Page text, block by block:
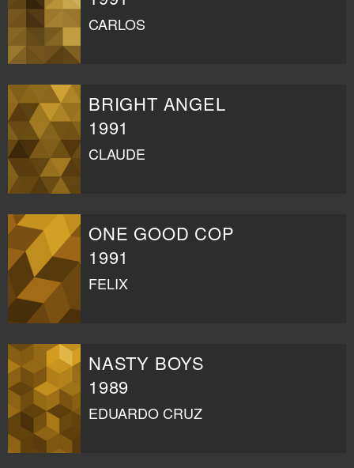
CARLOS
BRIGHT ANGEL
1991
CLAUDE
ONE GOOD COP
1991
FELIX
NASTY BOYS
1989
EDUARDO CRUZ